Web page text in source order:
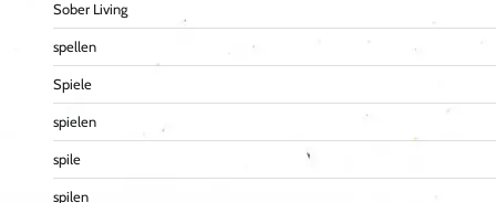
Sober Living
spellen
Spiele
spielen
spile
spilen